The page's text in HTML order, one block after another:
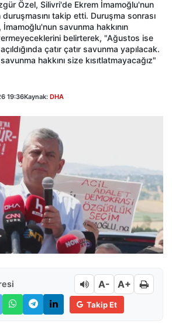
Özel, Silivri'de Ekrem İmamoğlu'nun
duruşmasını takip etti. Duruşma sonrası
savunma hakkının
belirterek, "Ağustos ise
çatır çatır savunma yapılacak.
hakkını size kısıtlatmayacağız"
19:36Kaynak: DHA
A- A+
Takip Et